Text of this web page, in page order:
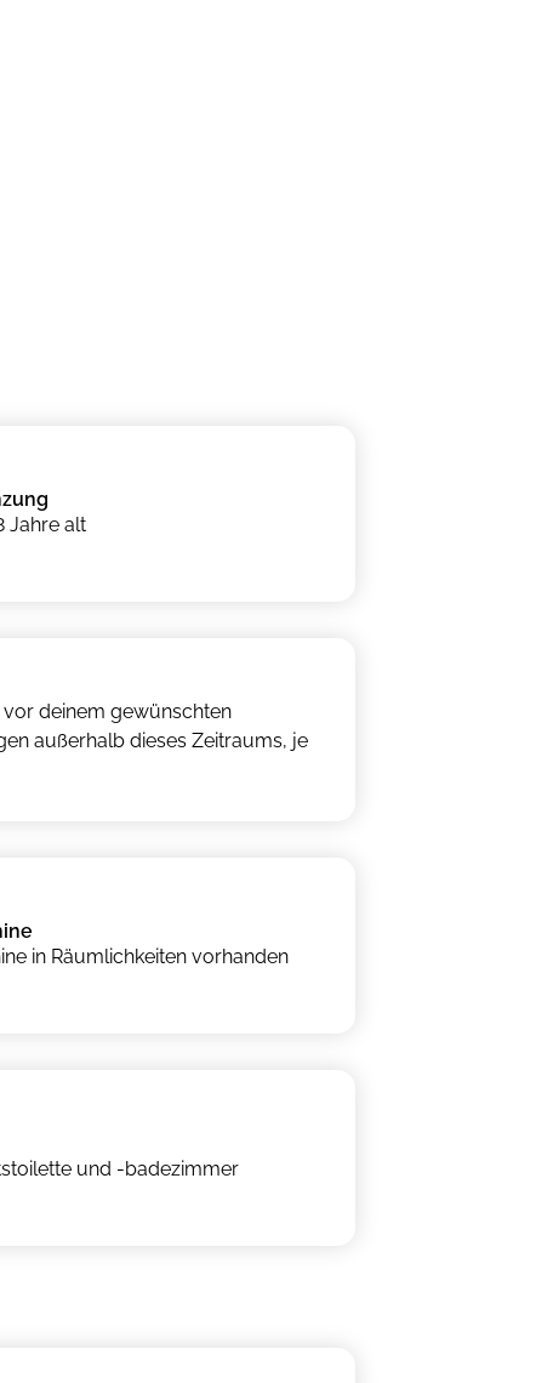
Jahre alt
vor deinem gewünschten
außerhalb dieses Zeitraums, je
in Räumlichkeiten vorhanden
und -badezimmer